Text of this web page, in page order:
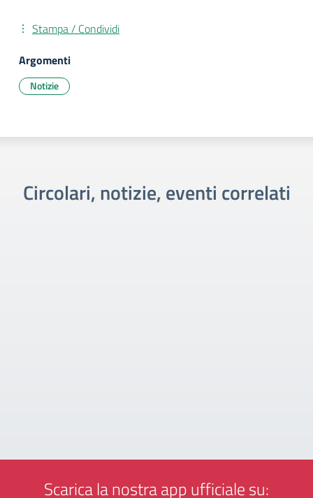
Stampa / Condividi
Argomenti
Notizie
Circolari, notizie, eventi correlati
Scarica la nostra app ufficiale su: